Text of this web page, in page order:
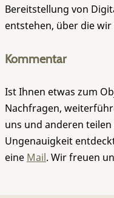
Bereitstellung von
entstehen, über die
Kommentar
Ist Ihnen etwas zum
Nachfragen,
uns und anderen
Ungenauigkeit
eine Mail. Wir freuen